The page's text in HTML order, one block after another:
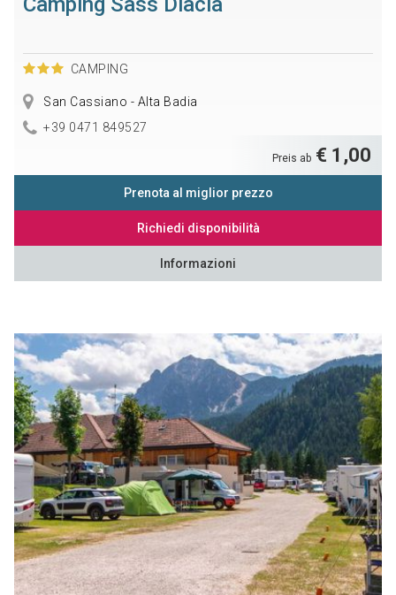
CAMPING
San Cassiano - Alta Badia
+39 0471 849527
Preis ab € 1,00
Prenota al miglior prezzo
Richiedi disponibilità
Informazioni